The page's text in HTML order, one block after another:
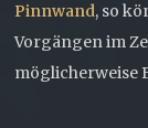
Pinnwand, so
Vorgängen im
möglicherweise